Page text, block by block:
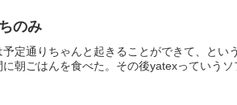
のみ
予定通りちゃんと起きることができて、と
に朝ごはんを食べた。その後yatexっていう